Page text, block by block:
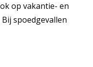
op vakantie- en
spoedgevallen